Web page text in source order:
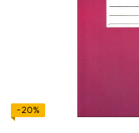
−20%